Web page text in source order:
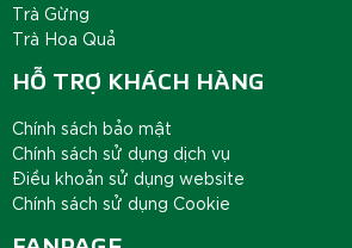
Trà Gừng
Trà Hoa Quả
HỖ TRỢ KHÁCH HÀNG
Chính sách bảo mật
Chính sách sử dụng dịch vụ
Điều khoản sử dụng website
Chính sách sử dụng Cookie